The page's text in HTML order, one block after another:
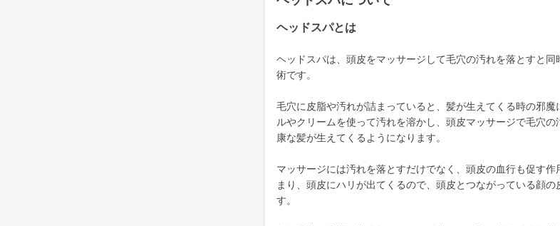
ヘッドスパとは
ヘッドスパは、頭皮をマッサージして毛穴の汚れを落とすと
術です。
毛穴に皮脂や汚れが詰まっていると、髪が生えてくる時の邪魔
ルやクリームを使って汚れを溶かし、頭皮マッサージで毛穴の
康な髪が生えてくるようになります。
マッサージには汚れを落とすだけでなく、頭皮の血行も促す
まり、頭皮にハリが出てくるので、頭皮とつながっている顔の
す。